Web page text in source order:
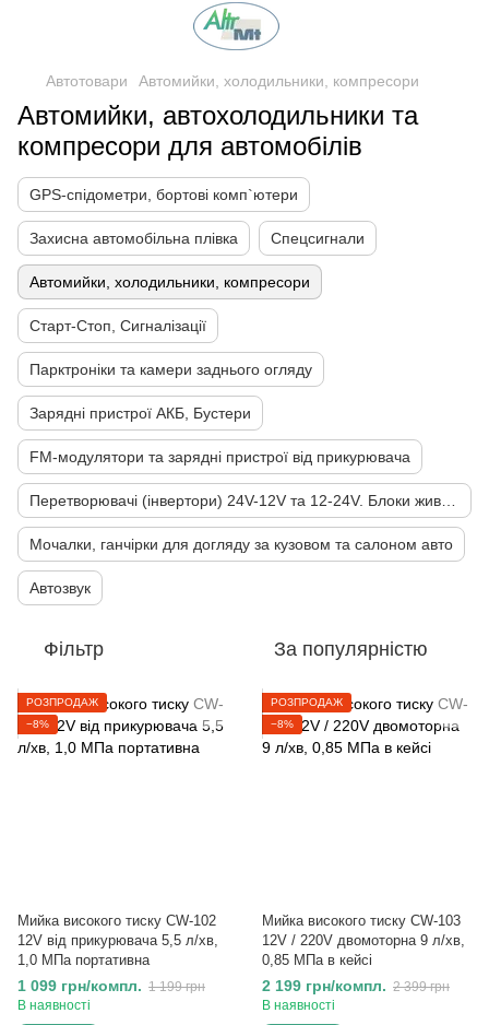
Автотовари Автомийки, холодильники, компресори
Автомийки, автохолодильники та
компресори для автомобілів
GPS-спідометри, бортові комп`ютери
Захисна автомобільна плівка Спецсигнали
Автомийки, холодильники, компресори
Старт-Стоп, Сигналізації
Парктроніки та камери заднього огляду
Зарядні пристрої АКБ, Бустери
FM-модулятори та зарядні пристрої від прикурювача
Мочалки, ганчірки для догляду за кузовом та салоном авто
Автозвук
Фільтр За популярністю
РОЗПРОДАЖ
−8%
Мийка високого тиску CW-102
12V від прикурювача 5,5 л/хв,
1,0 МПа портативна
1 099 грн/компл. 1 199 грн
В наявності
РОЗПРОДАЖ
−8%
Мийка високого тиску CW-103
12V / 220V двомоторна 9 л/хв,
0,85 МПа в кейсі
2 199 грн/компл. 2 399 грн
В наявності